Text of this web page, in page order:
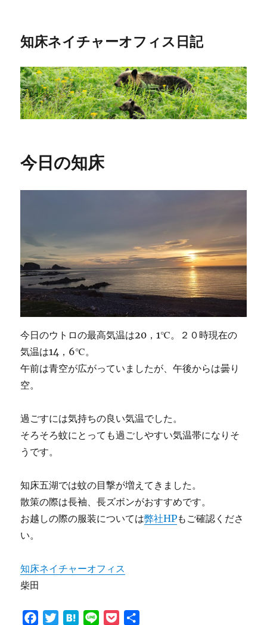
知床ネイチャーオフィス日記
今日の知床
今日のウトロの最高気温は20，1℃。２０時現在の
気温は14，6℃。
午前は青空が広がっていましたが、午後からは曇り
空。
過ごすには気持ちの良い気温でした。
そろそろ蚊にとっても過ごしやすい気温帯になりそ
うです。
知床五湖では蚊の目撃が増えてきました。
散策の際は長袖、長ズボンがおすすめです。
お越しの際の服装については弊社HPもご確認くださ
い。
知床ネイチャーオフィス
柴田
H